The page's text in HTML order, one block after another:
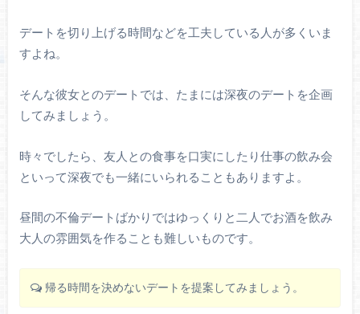
デートを切り上げる時間などを工夫している人が多くいま
すよね。
そんな彼女とのデートでは、たまには深夜のデートを企画
してみましょう。
時々でしたら、友人との食事を口実にしたり仕事の飲み会
といって深夜でも一緒にいられることもありますよ。
昼間の不倫デートばかりではゆっくりと二人でお酒を飲み
大人の雰囲気を作ることも難しいものです。
帰る時間を決めないデートを提案してみましょう。